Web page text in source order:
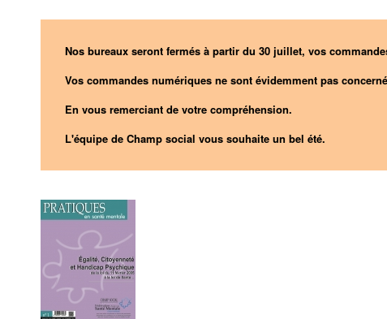
Nos bureaux seront fermés à partir du 30 juillet, vos
Vos commandes numériques ne sont évidemment pas
En vous remerciant de votre compréhension.
L'équipe de Champ social vous souhaite un bel été.